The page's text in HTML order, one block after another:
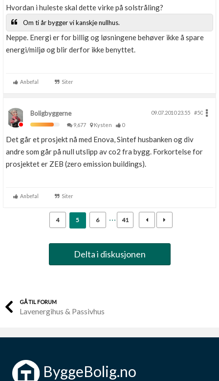
Hvordan i huleste skal dette virke på solstråling?
Om ti år bygger vi kanskje nullhus.
Neppe. Energi er for billig og løsningene behøver ikke å spare
energi/miljø og blir derfor ikke benyttet.
Anbefal Siter
Boligbyggerne 09.07.2010 23.55
#50
9,677
Kysten 0
Det går et prosjekt nå med Enova, Sintef husbanken og div
andre som går på null utslipp av co2 fra bygg. Forkortelse for
prosjektet er ZEB (zero emission buildings).
Anbefal Siter
4 5 6 41
Delta i diskusjonen
GÅ TIL FORUM
Lavenergihus & Passivhus
ByggeBolig.no